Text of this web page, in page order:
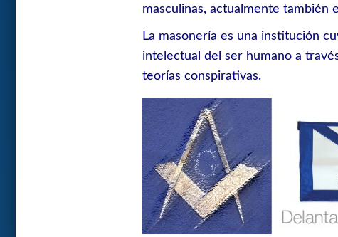
masculinas, actualmente también
La masonería es una institución
intelectual del ser humano a
teorías conspirativas.